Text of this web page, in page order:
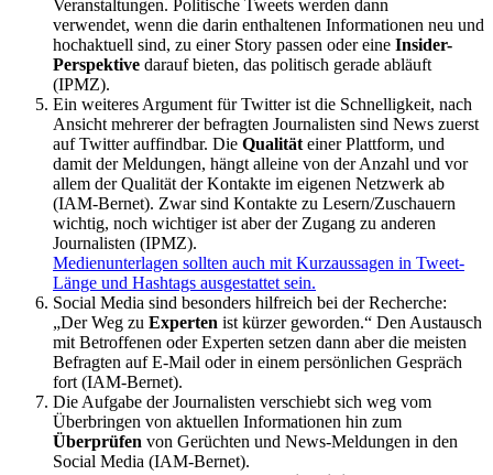
Veranstaltungen. Politische Tweets werden dann
verwendet, wenn die darin enthaltenen Informationen neu und
hochaktuell sind, zu einer Story passen oder eine Insider-
Perspektive darauf bieten, das politisch gerade abläuft
(IPMZ).
Ein weiteres Argument für Twitter ist die Schnelligkeit, nach
Ansicht mehrerer der befragten Journalisten sind News zuerst
auf Twitter auffindbar. Die Qualität einer Plattform, und
damit der Meldungen, hängt alleine von der Anzahl und vor
allem der Qualität der Kontakte im eigenen Netzwerk ab
(IAM-Bernet). Zwar sind Kontakte zu Lesern/Zuschauern
wichtig, noch wichtiger ist aber der Zugang zu anderen
Journalisten (IPMZ).
Medienunterlagen sollten auch mit Kurzaussagen in Tweet-
Länge und Hashtags ausgestattet sein.
Social Media sind besonders hilfreich bei der Recherche:
„Der Weg zu Experten ist kürzer geworden.“ Den Austausch
mit Betroffenen oder Experten setzen dann aber die meisten
Befragten auf E-Mail oder in einem persönlichen Gespräch
fort (IAM-Bernet).
Die Aufgabe der Journalisten verschiebt sich weg vom
Überbringen von aktuellen Informationen hin zum
Überprüfen von Gerüchten und News-Meldungen in den
Social Media (IAM-Bernet).